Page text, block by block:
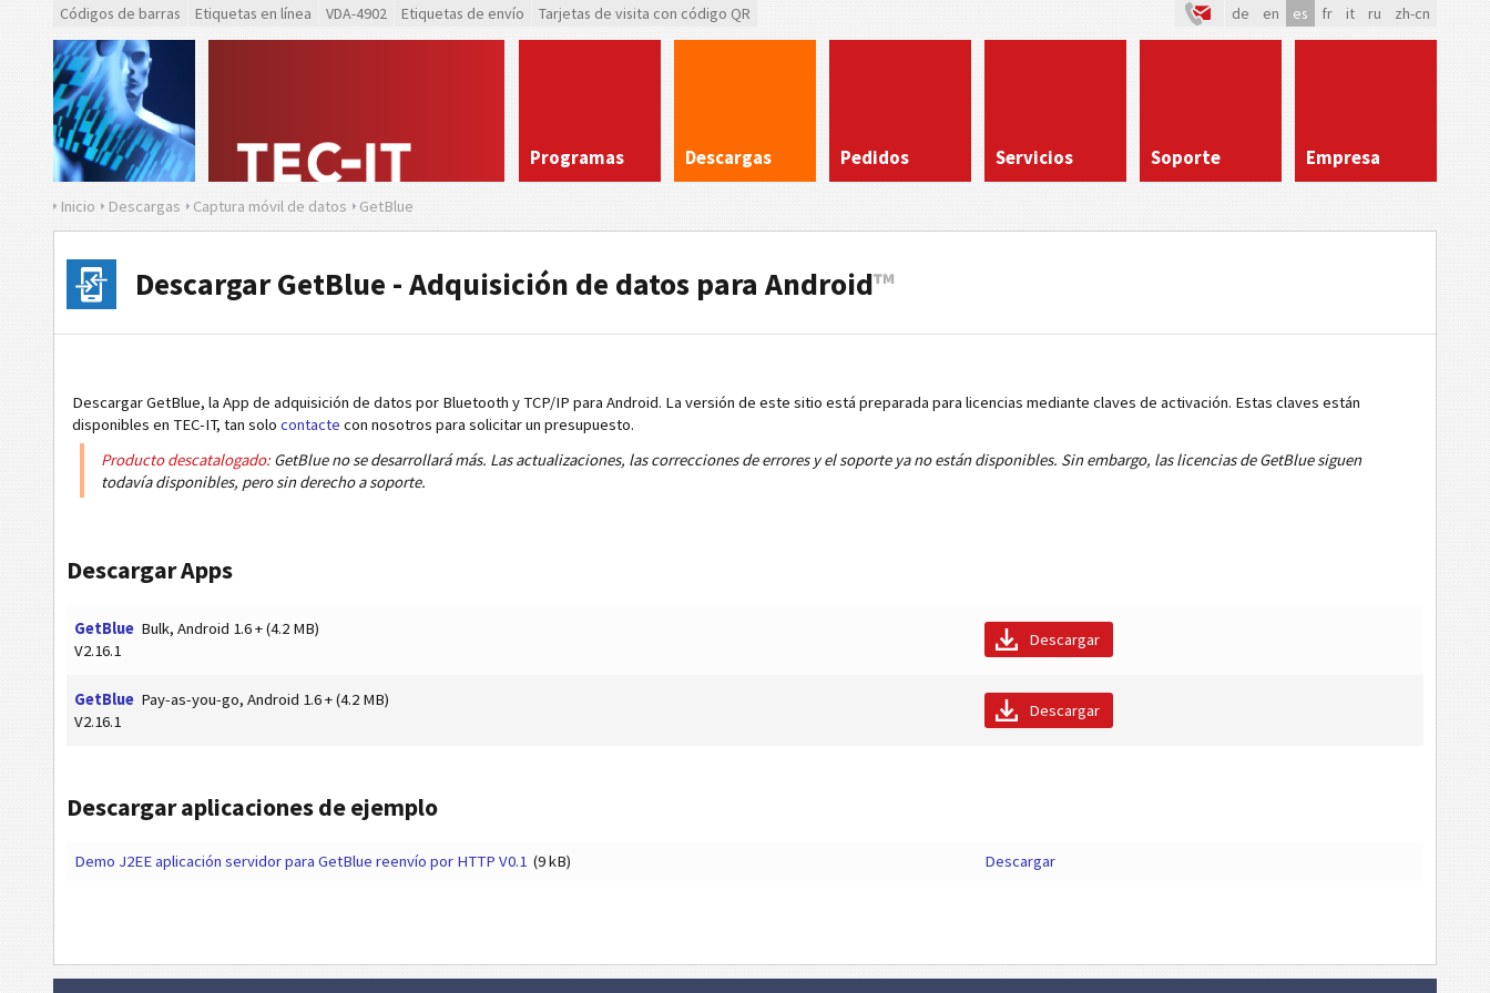
Códigos de barras Etiquetas en línea VDA-4902 Etiquetas de envío Tarjetas de visita con código QR de en es fr it ru zh-cn
Programas Descargas Pedidos Servicios Soporte Empresa
Inicio Descargas Captura móvil de datos GetBlue
Descargar GetBlue - Adquisición de datos para Android™
Descargar GetBlue, la App de adquisición de datos por Bluetooth y TCP/IP para Android. La versión de este sitio está preparada para licencias mediante claves de activación. Estas claves están
disponibles en TEC-IT, tan solo contacte con nosotros para solicitar un presupuesto.
Producto descatalogado:GetBlue no se desarrollará más. Las actualizaciones, las correcciones de errores y el soporte ya no están disponibles. Sin embargo, las licencias de GetBlue siguen
todavía disponibles, pero sin derecho a soporte.
Descargar Apps
GetBlue Bulk, Android 1.6 + (4.2 MB)
V2.16.1
Descargar
GetBlue Pay-as-you-go, Android 1.6 + (4.2 MB)
V2.16.1
Descargar
Descargar aplicaciones de ejemplo
Demo J2EE aplicación servidor para GetBlue reenvío por HTTP V0.1 (9 kB) Descargar